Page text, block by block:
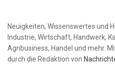
Neuigkeiten, Wissenswertes und
Industrie, Wirtschaft, Handwerk,
Agribusiness, Handel und mehr.
durch die Redaktion von